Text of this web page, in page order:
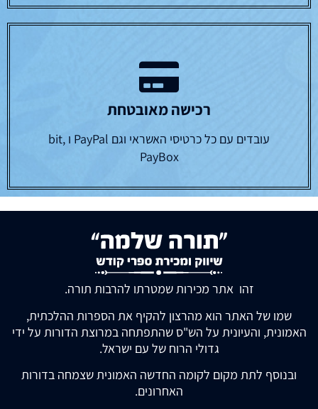
רכישה מאובטחת
עובדים עם כל כרטיסי האשראי וגם PayPal ו bit,
PayBox
זהו אתר מכירות שמטרתו להרבות תורה.
שמו של האתר הוא מהרצון להקיף את הספרות ההלכתית,
האמונית, והעיונית על הש"ס שהתפתחה במרוצת הדורות על ידי
גדולי הרוח של עם ישראל.
ובנוסף לתת מקום לקומה החדשה האמונית שצמחה בדורות
האחרונים.